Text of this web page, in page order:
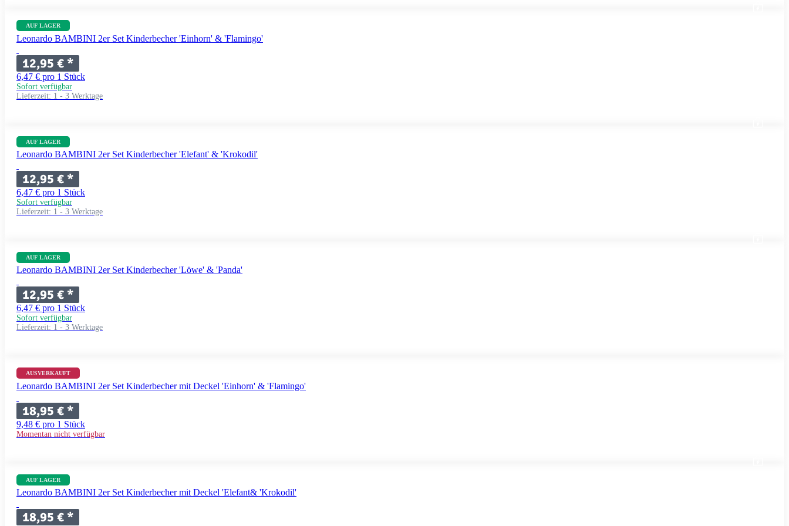
AUF LAGER
Leonardo BAMBINI 2er Set Kinderbecher 'Einhorn' & 'Flamingo'
12,95 € *
6,47 € pro 1 Stück
Sofort verfügbar
Lieferzeit: 1 - 3 Werktage
AUF LAGER
Leonardo BAMBINI 2er Set Kinderbecher 'Elefant' & 'Krokodil'
12,95 € *
6,47 € pro 1 Stück
Sofort verfügbar
Lieferzeit: 1 - 3 Werktage
AUF LAGER
Leonardo BAMBINI 2er Set Kinderbecher 'Löwe' & 'Panda'
12,95 € *
6,47 € pro 1 Stück
Sofort verfügbar
Lieferzeit: 1 - 3 Werktage
AUSVERKAUFT
Leonardo BAMBINI 2er Set Kinderbecher mit Deckel 'Einhorn' & 'Flamingo'
18,95 € *
9,48 € pro 1 Stück
Momentan nicht verfügbar
AUF LAGER
Leonardo BAMBINI 2er Set Kinderbecher mit Deckel 'Elefant& 'Krokodil'
18,95 € *